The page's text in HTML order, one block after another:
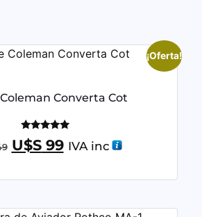
¡Oferta!
Converta Cot
Valorado
con
5.00
U$S99 IVA inc